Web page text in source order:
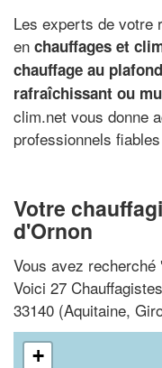
Les experts de votre
en chauffages et
chauffage au
rafraîchissant ou
clim.net vous donne
professionnels
Votre
d'Ornon
Vous avez recherché
Voici 27
33140 (Aquitaine,
+